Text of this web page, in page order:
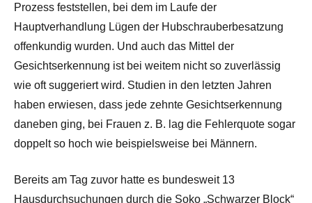
Prozess feststellen, bei dem im Laufe der
Hauptverhandlung Lügen der Hubschrauberbesatzung
offenkundig wurden. Und auch das Mittel der
Gesichtserkennung ist bei weitem nicht so zuverlässig
wie oft suggeriert wird. Studien in den letzten Jahren
haben erwiesen, dass jede zehnte Gesichtserkennung
daneben ging, bei Frauen z. B. lag die Fehlerquote sogar
doppelt so hoch wie beispielsweise bei Männern.
Bereits am Tag zuvor hatte es bundesweit 13
Hausdurchsuchungen durch die Soko „Schwarzer Block“